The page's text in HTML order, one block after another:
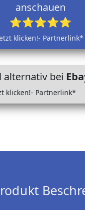
anschauen
⭐⭐⭐⭐⭐
klicken!- Partnerlink*
alternativ bei
klicken!- Partnerlink*